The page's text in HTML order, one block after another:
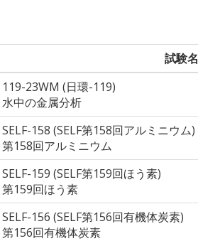
試験名
119-23WM (日環-119)
水中の金属分析
SELF-158 (SELF第158回アルミニウム)
第158回アルミニウム
SELF-159 (SELF第159回ほう素)
第159回ほう素
SELF-156 (SELF第156回有機体炭素)
第156回有機体炭素